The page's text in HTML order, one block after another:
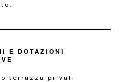
E DOTAZIONI
terrazza privati